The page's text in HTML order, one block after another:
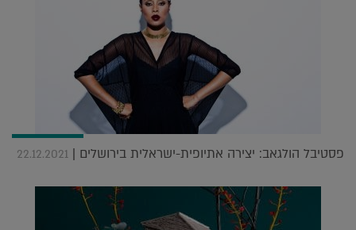
פסטיבל הולגאב: יצירה אתיופית-ישראלית בירושלים | 22.12.2021